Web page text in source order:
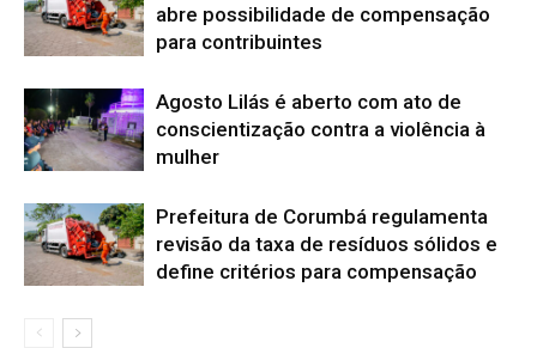
abre possibilidade de compensação
para contribuintes
Agosto Lilás é aberto com ato de
conscientização contra a violência à
mulher
Prefeitura de Corumbá regulamenta
revisão da taxa de resíduos sólidos e
define critérios para compensação